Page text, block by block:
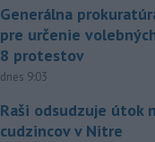
Generálna
pre určenie
8 protestov
dnes 9:03
Raši odsudzuje útok
cudzincov v Nitre